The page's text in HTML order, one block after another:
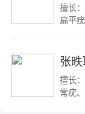
擅长
扁平
张
擅长
常疣